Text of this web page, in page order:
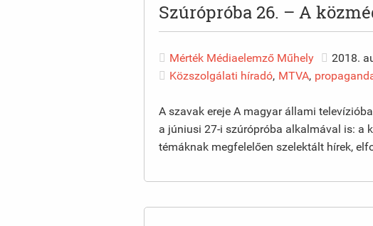
Szúrópróba 26. – A
Mérték Médiaelemző Műhely
2018.
Közszolgálati híradó, MTVA,
A szavak ereje A magyar állami
a júniusi 27-i szúrópróba alkalmával is: a
témáknak megfelelően szelektált hírek,